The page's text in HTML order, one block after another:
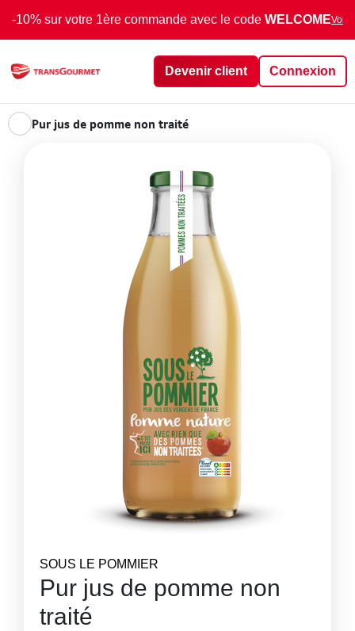
-10% sur votre 1ère commande avec le code WELCOMEVoir
Devenir client Connexion
Pur jus de pomme non traité
SOUS LE POMMIER
Pur jus de pomme non
traité